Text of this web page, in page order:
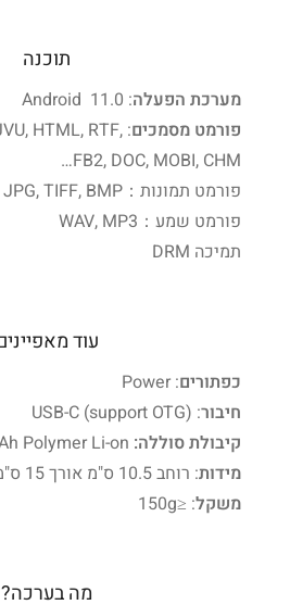
תוכנה
מערכת הפעלה: Android 11.0
פורמט מסמכים HTML, RTF,
FB2, DOC, MOBI, CHM…
פורמט תמונות：PNG, JPG, TIFF, BMP
פורמט שמע：WAV, MP3
תמיכה DRM
עוד
כפתורים: Power
חיבור: USB-C (support OTG)
קיבולת סוללה: Polymer Li-on
מידות: רוחב 10.5 ס"מ אורך 15 ס"מ
משקל: ≤150g
מה בערכה?